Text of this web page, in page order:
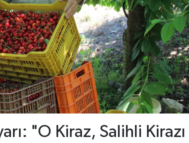
"O Kiraz, Salihli Kirazı